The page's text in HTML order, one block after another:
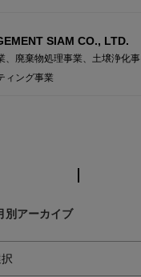
SIAM CO., LTD.
、廃棄物処理事業、土壌浄化事
ィング事業
別アーカイブ